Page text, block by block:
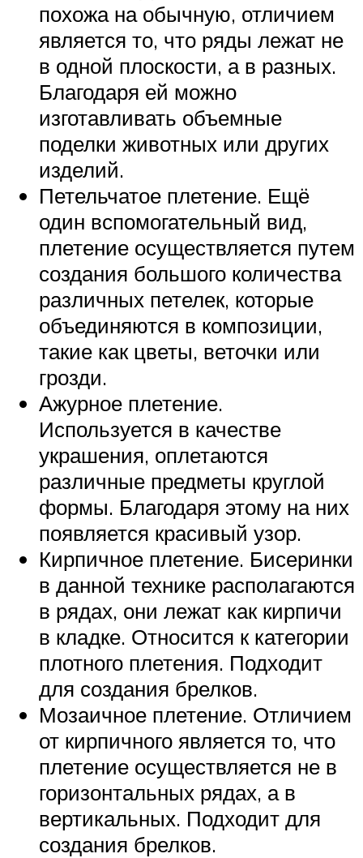
похожа на обычную, отличием
является то, что ряды лежат не
в одной плоскости, а в разных.
Благодаря ей можно
изготавливать объемные
поделки животных или других
изделий.
Петельчатое плетение. Ещё
один вспомогательный вид,
плетение осуществляется путем
создания большого количества
различных петелек, которые
объединяются в композиции,
такие как цветы, веточки или
грозди.
Ажурное плетение.
Используется в качестве
украшения, оплетаются
различные предметы круглой
формы. Благодаря этому на них
появляется красивый узор.
Кирпичное плетение. Бисеринки
в данной технике располагаются
в рядах, они лежат как кирпичи
в кладке. Относится к категории
плотного плетения. Подходит
для создания брелков.
Мозаичное плетение. Отличием
от кирпичного является то, что
плетение осуществляется не в
горизонтальных рядах, а в
вертикальных. Подходит для
создания брелков.